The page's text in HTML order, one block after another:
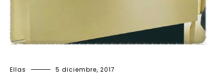
Ellas 5 diciembre, 2017